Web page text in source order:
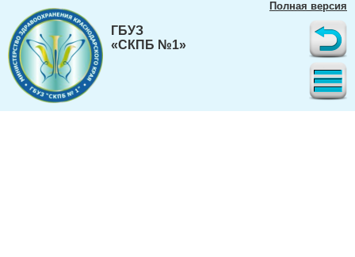
Полная версия
ГБУЗ
«СКПБ №1»